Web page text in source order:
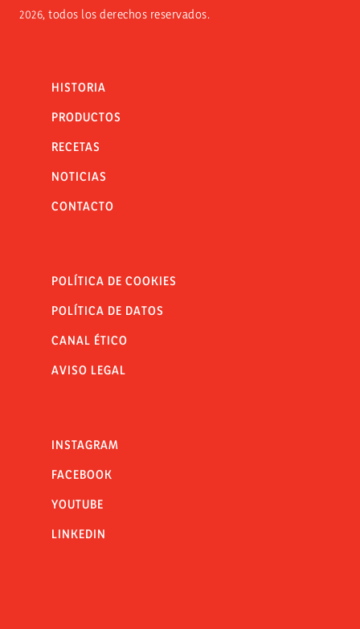
2026, todos los derechos reservados.
HISTORIA
PRODUCTOS
RECETAS
NOTICIAS
CONTACTO
POLÍTICA DE COOKIES
POLÍTICA DE DATOS
CANAL ÉTICO
AVISO LEGAL
INSTAGRAM
FACEBOOK
YOUTUBE
LINKEDIN